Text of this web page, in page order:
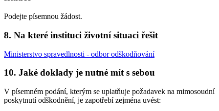
Podejte písemnou žádost.
8. Na které instituci životní situaci řešit
Ministerstvo spravedlnosti - odbor odškodňování
10. Jaké doklady je nutné mít s sebou
V písemném podání, kterým se uplatňuje požadavek na mimosoudní
poskytnutí odškodnění, je zapotřebí zejména uvést: